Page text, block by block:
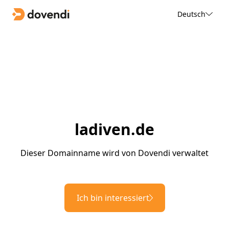
Deutsch
ladiven.de
Dieser Domainname wird von Dovendi verwaltet
Ich bin interessiert